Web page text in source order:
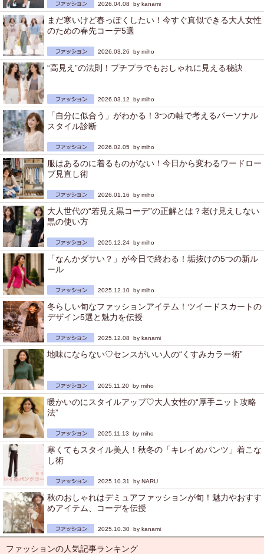
2026.04.08 by kanami
まだ寒いけど春っぽくしたい！今すぐ真似できる大人女性
のための春先コーデ5選
2026.03.26 by miho
“高見え”の法則！プチプラでもおしゃれに見える秘訣
2026.03.12 by miho
「自分に似合う」がわかる！3つの軸で考えるパーソナル
スタイル診断
2026.02.05 by miho
服はあるのに着るものがない！今日から変わるワードロー
ブ見直し術
2026.01.16 by miho
大人世代の“若見え黒コーデ”の正解とは？老け見えしない
黒の使い方
2025.12.24 by miho
「なんかダサい？」が今日で終わる！垢抜けの5つの新ル
ール
2025.12.10 by miho
冬らしい旬なファッションアイテム！ツイードスカートの
デザイン5選と魅力を伝授
2025.12.08 by kanami
地味にならない♡センスがいい人の“くすみカラー術”
2025.11.20 by miho
暖かいのにスタイルアップ♡大人女性の“厚手ニット攻略
法”
2025.11.13 by miho
寒くてもスタイル美人！秋冬の「キレイめパンツ」着こな
し術
2025.10.31 by NARU
秋のおしゃれはデミュアファッションが旬！魅力やおすす
めアイテム、コーデを伝授
2025.10.30 by kanami
ファッションの人気記事ランキング